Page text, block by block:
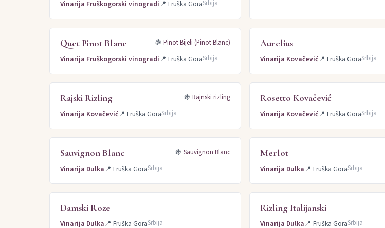
Vinarija Fruškogorski vinogradi📍 Fruška GoraSrbija
Quet Pinot Blanc 🍇Pinot Bijeli (Pinot Blanc)
Vinarija Fruškogorski vinogradi📍 Fruška GoraSrbija
Aurelius
Vinarija Kovačević📍Fruška GoraSrbija
Rajski Rizling 🍇Rajnski rizling
Vinarija Kovačević📍 Fruška GoraSrbija
Rosetto Kovačević
Vinarija Kovačević📍Fruška GoraSrbija
Sauvignon Blanc 🍇Sauvignon Blanc
Vinarija Dulka📍 Fruška GoraSrbija
Merlot
Vinarija Dulka📍Fruška GoraSrbija
Damski Roze
Vinarija Dulka📍 Fruška GoraSrbija
Rizling Italijanski
Vinarija Dulka📍Fruška GoraSrbija